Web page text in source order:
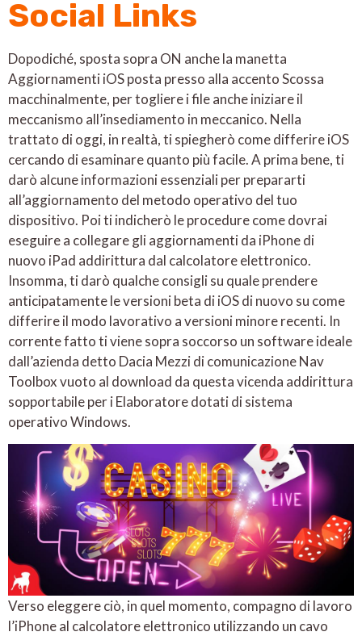
Social Links
Dopodiché, sposta sopra ON anche la manetta
Aggiornamenti iOS posta presso alla accento Scossa
macchinalmente, per togliere i file anche iniziare il
meccanismo all’insediamento in meccanico. Nella
trattato di oggi, in realtà, ti spiegherò come differire iOS
cercando di esaminare quanto più facile. A prima bene, ti
darò alcune informazioni essenziali per prepararti
all’aggiornamento del metodo operativo del tuo
dispositivo. Poi ti indicherò le procedure come dovrai
eseguire a collegare gli aggiornamenti da iPhone di
nuovo iPad addirittura dal calcolatore elettronico.
Insomma, ti darò qualche consigli su quale prendere
anticipatamente le versioni beta di iOS di nuovo su come
differire il modo lavorativo a versioni minore recenti. In
corrente fatto ti viene sopra soccorso un software ideale
dall’azienda detto Dacia Mezzi di comunicazione Nav
Toolbox vuoto al download da questa vicenda addirittura
sopportabile per i Elaboratore dotati di sistema
operativo Windows.
Verso eleggere ciò, in quel momento, compagno di lavoro
l’iPhone al calcolatore elettronico utilizzando un cavo